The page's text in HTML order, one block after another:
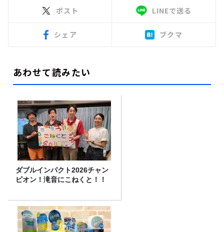
ポスト LINEで送る
シェア ブクマ
あわせて読みたい
ダブルインパクト2026チャン
ピオン！滝音にこねくと！！